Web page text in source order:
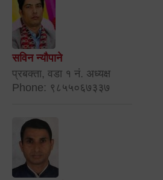
सविन न्यौपाने
प्रबक्ता, वडा १ नं. अध्यक्ष
Phone: ९८५५०६७३३७